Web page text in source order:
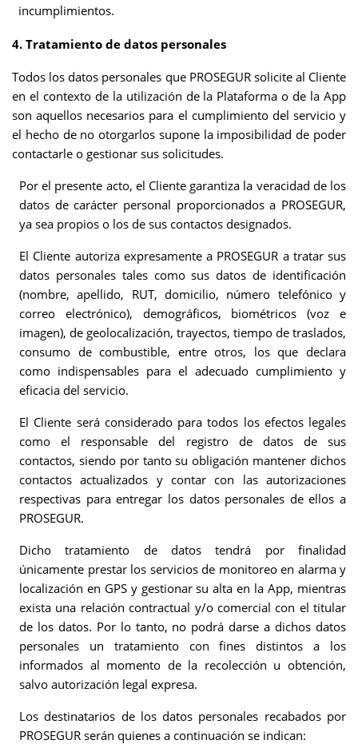
incumplimientos.
4. Tratamiento de datos personales
Todos los datos personales que PROSEGUR solicite al Cliente
en el contexto de la utilización de la Plataforma o de la App
son aquellos necesarios para el cumplimiento del servicio y
el hecho de no otorgarlos supone la imposibilidad de poder
contactarle o gestionar sus solicitudes.
Por el presente acto, el Cliente garantiza la veracidad de los
datos de carácter personal proporcionados a PROSEGUR,
ya sea propios o los de sus contactos designados.
El Cliente autoriza expresamente a PROSEGUR a tratar sus
datos personales tales como sus datos de identificación
(nombre, apellido, RUT, domicilio, número telefónico y
correo electrónico), demográficos, biométricos (voz e
imagen), de geolocalización, trayectos, tiempo de traslados,
consumo de combustible, entre otros, los que declara
como indispensables para el adecuado cumplimiento y
eficacia del servicio.
El Cliente será considerado para todos los efectos legales
como el responsable del registro de datos de sus
contactos, siendo por tanto su obligación mantener dichos
contactos actualizados y contar con las autorizaciones
respectivas para entregar los datos personales de ellos a
PROSEGUR.
Dicho tratamiento de datos tendrá por finalidad
únicamente prestar los servicios de monitoreo en alarma y
localización en GPS y gestionar su alta en la App, mientras
exista una relación contractual y/o comercial con el titular
de los datos. Por lo tanto, no podrá darse a dichos datos
personales un tratamiento con fines distintos a los
informados al momento de la recolección u obtención,
salvo autorización legal expresa.
Los destinatarios de los datos personales recabados por
PROSEGUR serán quienes a continuación se indican: